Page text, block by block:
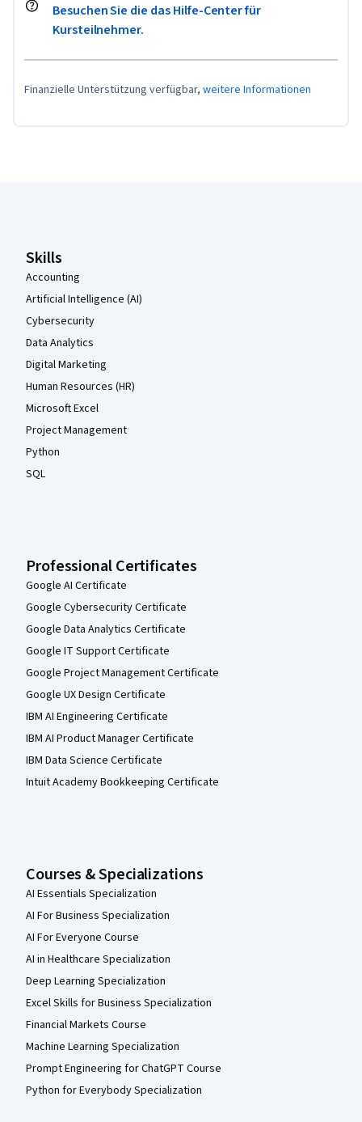
Besuchen Sie die das Hilfe-Center für
Kursteilnehmer.
Finanzielle Unterstützung verfügbar, weitere Informationen
Skills
Accounting
Artificial Intelligence (AI)
Cybersecurity
Data Analytics
Digital Marketing
Human Resources (HR)
Microsoft Excel
Project Management
Python
SQL
Professional Certificates
Google AI Certificate
Google Cybersecurity Certificate
Google Data Analytics Certificate
Google IT Support Certificate
Google Project Management Certificate
Google UX Design Certificate
IBM AI Engineering Certificate
IBM AI Product Manager Certificate
IBM Data Science Certificate
Intuit Academy Bookkeeping Certificate
Courses & Specializations
AI Essentials Specialization
AI For Business Specialization
AI For Everyone Course
AI in Healthcare Specialization
Deep Learning Specialization
Excel Skills for Business Specialization
Financial Markets Course
Machine Learning Specialization
Prompt Engineering for ChatGPT Course
Python for Everybody Specialization